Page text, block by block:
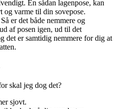
En sådan lagenpose, kan
og varme til din sovepose.
Så er det både nemmere og
af posen igen, ud til det
det er samtidig nemmere for dig at
skal jeg dog det?
sjovt.